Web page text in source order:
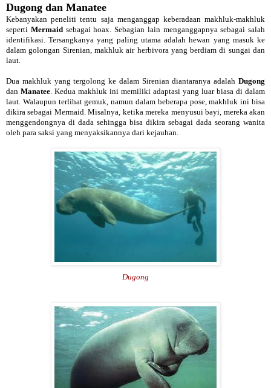
Dugong dan Manatee
Kebanyakan peneliti tentu saja menganggap keberadaan makhluk-makhluk
seperti Mermaidsebagai hoax. Sebagian lain menganggapnya sebagai salah
identifikasi. Tersangkanya yang paling utama adalah hewan yang masuk ke
dalam golongan Sirenian, makhluk air herbivora yang berdiam di sungai dan
laut.
Dua makhluk yang tergolong ke dalam Sirenian diantaranya adalah Dugong
dan Manatee . Kedua makhluk ini memiliki adaptasi yang luar biasa di dalam
laut. Walaupun terlihat gemuk, namun dalam beberapa pose, makhluk ini bisa
dikira sebagai Mermaid. Misalnya, ketika mereka menyusui bayi, mereka akan
menggendongnya di dada sehingga bisa dikira sebagai dada seorang wanita
oleh para saksi yang menyaksikannya dari kejauhan.
Dugong